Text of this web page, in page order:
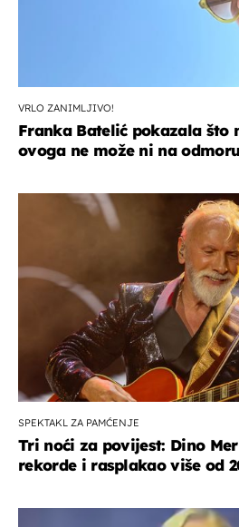
VRLO ZANIMLJIVO!
Franka Batelić pokazala što
ovoga ne može ni na odmoru
SPEKTAKL ZA PAMĆENJE
Tri noći za povijest: Dino
rekorde i rasplakao više od